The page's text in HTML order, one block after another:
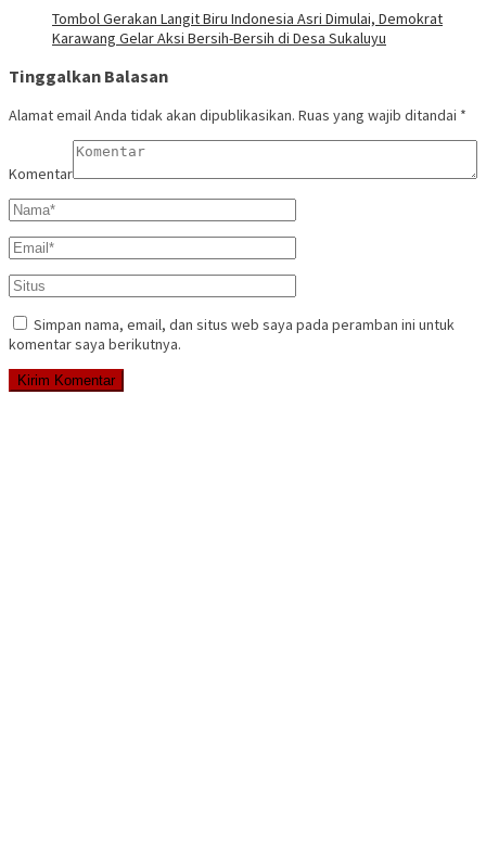
Tombol Gerakan Langit Biru Indonesia Asri Dimulai, Demokrat
Karawang Gelar Aksi Bersih-Bersih di Desa Sukaluyu
Tinggalkan Balasan
Alamat email Anda tidak akan dipublikasikan. Ruas yang wajib ditandai *
Komentar
Simpan nama, email, dan situs web saya pada peramban ini untuk
komentar saya berikutnya.